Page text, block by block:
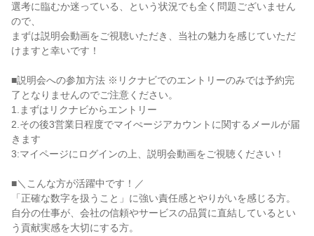
選考に臨むか迷っている、という状況でも全く問題ございません
ので、
まずは説明会動画をご視聴いただき、当社の魅力を感じていただ
けますと幸いです！
■説明会への参加方法 ※リクナビでのエントリーのみでは予約完
了となりませんのでご注意ください。
1.まずはリクナビからエントリー
2.その後3営業日程度でマイぺージアカウントに関するメールが届
きます
3:マイページにログインの上、説明会動画をご視聴ください！
■＼こんな方が活躍中です！／
「正確な数字を扱うこと」に強い責任感とやりがいを感じる方。
自分の仕事が、会社の信頼やサービスの品質に直結しているとい
う貢献実感を大切にする方。